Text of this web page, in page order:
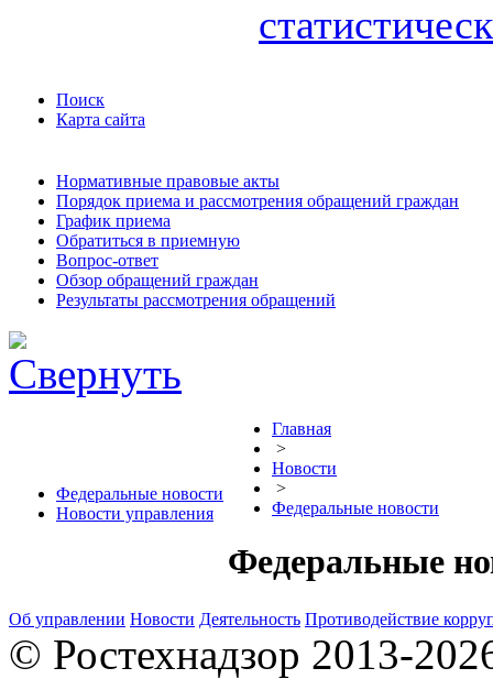
Поиск
Карта сайта
Нормативные правовые акты
Порядок приема и рассмотрения обращений граждан
График приема
Обратиться в приемную
Вопрос-ответ
Обзор обращений граждан
Результаты рассмотрения обращений
Федеральные новости
Новости управления
Главная
>
Новости
>
Федеральные новости
Федеральные
Об управлении Новости Деятельность Противодействие
© Ростехнадзор 2013-